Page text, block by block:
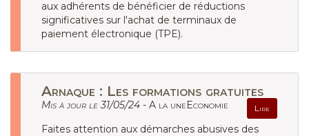
aux adhérents de bénéficier de réductions
significatives sur l'achat de terminaux de
paiement électronique (TPE).
Arnaque : Les formations gratuites
Lire
Mis à jour le 31/05/24 - A la uneEconomie
Faites attention aux démarches abusives des